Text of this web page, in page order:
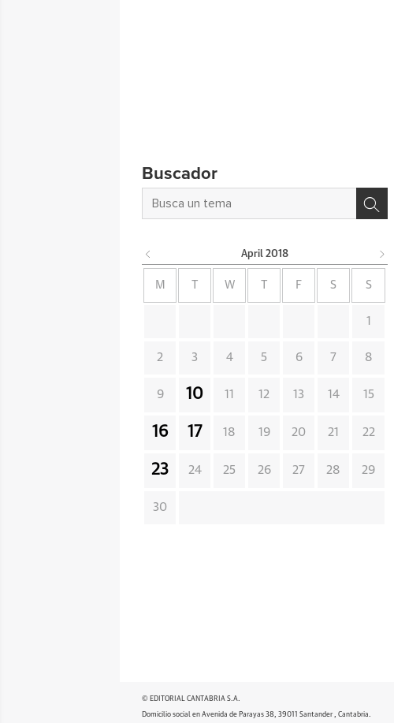
Buscador
April 2018
M W F S S
1
2 3 4 5 6 7 8
9 10 11 12 13 14 15
16 17 18 19 20 21 22
23 24 25 26 27 28 29
30
© EDITORIAL CANTABRIA S.A.
Domicilio social en Avenida de Parayas 38, 39011 Santander , Cantabria.